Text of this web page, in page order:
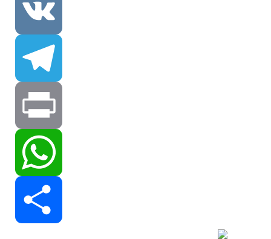
Messenger
VK
Telegram
Print
WhatsApp